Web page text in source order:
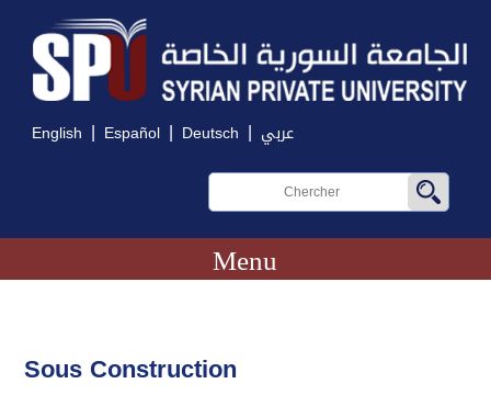
English | Español | Deutsch | عربي
Menu
Sous Construction